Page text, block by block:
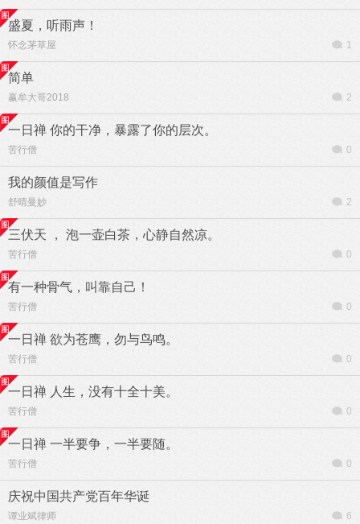
盛夏，听雨声！
怀念茅草屋 1
简单
赢牟大哥2018 2
一日禅 你的干净，暴露了你的层次。
苦行僧 0
我的颜值是写作
舒晴曼妙 2
三伏天 ， 泡一壶白茶，心静自然凉。
苦行僧 0
有一种骨气，叫靠自己！
苦行僧 0
一日禅 欲为苍鹰，勿与鸟鸣。
苦行僧 0
一日禅 人生，没有十全十美。
苦行僧 0
一日禅 一半要争，一半要随。
苦行僧 0
庆祝中国共产党百年华诞
谭业斌律师 6